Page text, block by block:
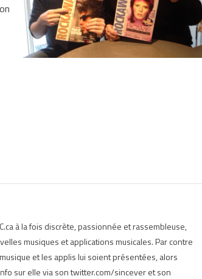
à la fois discrète, passionnée et rassembleuse,
musiques et applications musicales. Par contre
et les applis lui soient présentées, alors
sur elle via son twitter.com/sincever et son